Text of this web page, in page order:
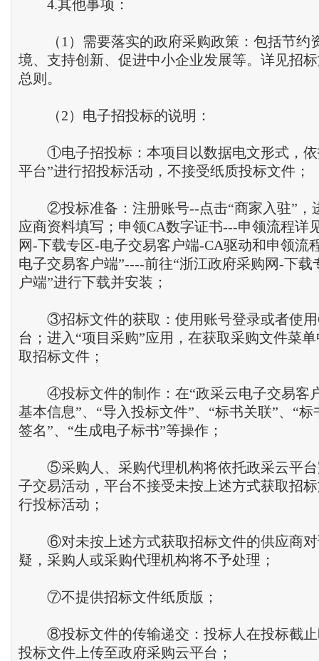
4.其他事项：
（1）需要落实的政府采购政策：包括节约
境、支持创新、促进中小企业发展等。详见招
总则。
（2）电子招投标的说明：
①电子招投标：本项目以数据电文形式，依
平台”进行招投标活动，不接受纸质投标文件；
②投标准备：注册账号--点击“商家入驻”，
应商资料填写；申领CA数字证书---申领流程详
网-下载专区-电子交易客户端-CA驱动和申领流
电子交易客户端”----前往“浙江政府采购网-下载
户端”进行下载并安装；
③招标文件的获取：使用账号登录或者使用
台；进入“项目采购”应用，在获取采购文件菜
取招标文件；
④投标文件的制作：在“政采云电子交易客
基本信息”、“导入投标文件”、“标书关联”、“标
签名”、“生成电子标书”等操作；
⑤采购人、采购代理机构将依托政采云平台
子交易活动，平台不接受未按上述方式获取招
行投标活动；
⑥对未按上述方式获取招标文件的供应商对
疑，采购人或采购代理机构将不予处理；
⑦不提供招标文件纸质版；
⑧投标文件的传输递交：投标人在投标截止
投标文件上传至政府采购云平台；